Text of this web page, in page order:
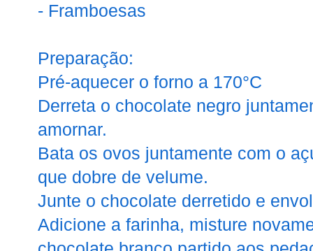
- Framboesas
Preparação:
Pré-aquecer o forno a 170°C
Derreta o chocolate negro
amornar.
Bata os ovos juntamente com o
que dobre de velume.
Junte o chocolate derretido e
Adicione a farinha, misture